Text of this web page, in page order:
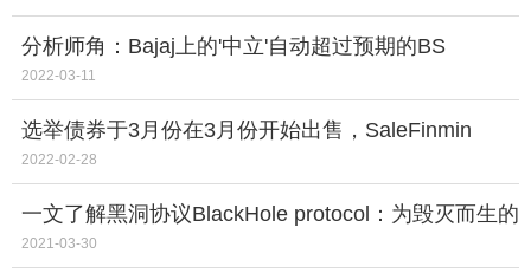
分析师角：Bajaj上的'中立'自动超过预期的BS
Viturnence
2022-03-11
选举债券于3月份在3月份开始出售，SaleFinmin
2022-02-28
一文了解黑洞协议BlackHole protocol：为毁灭而生的
永久通缩重构者
2021-03-30